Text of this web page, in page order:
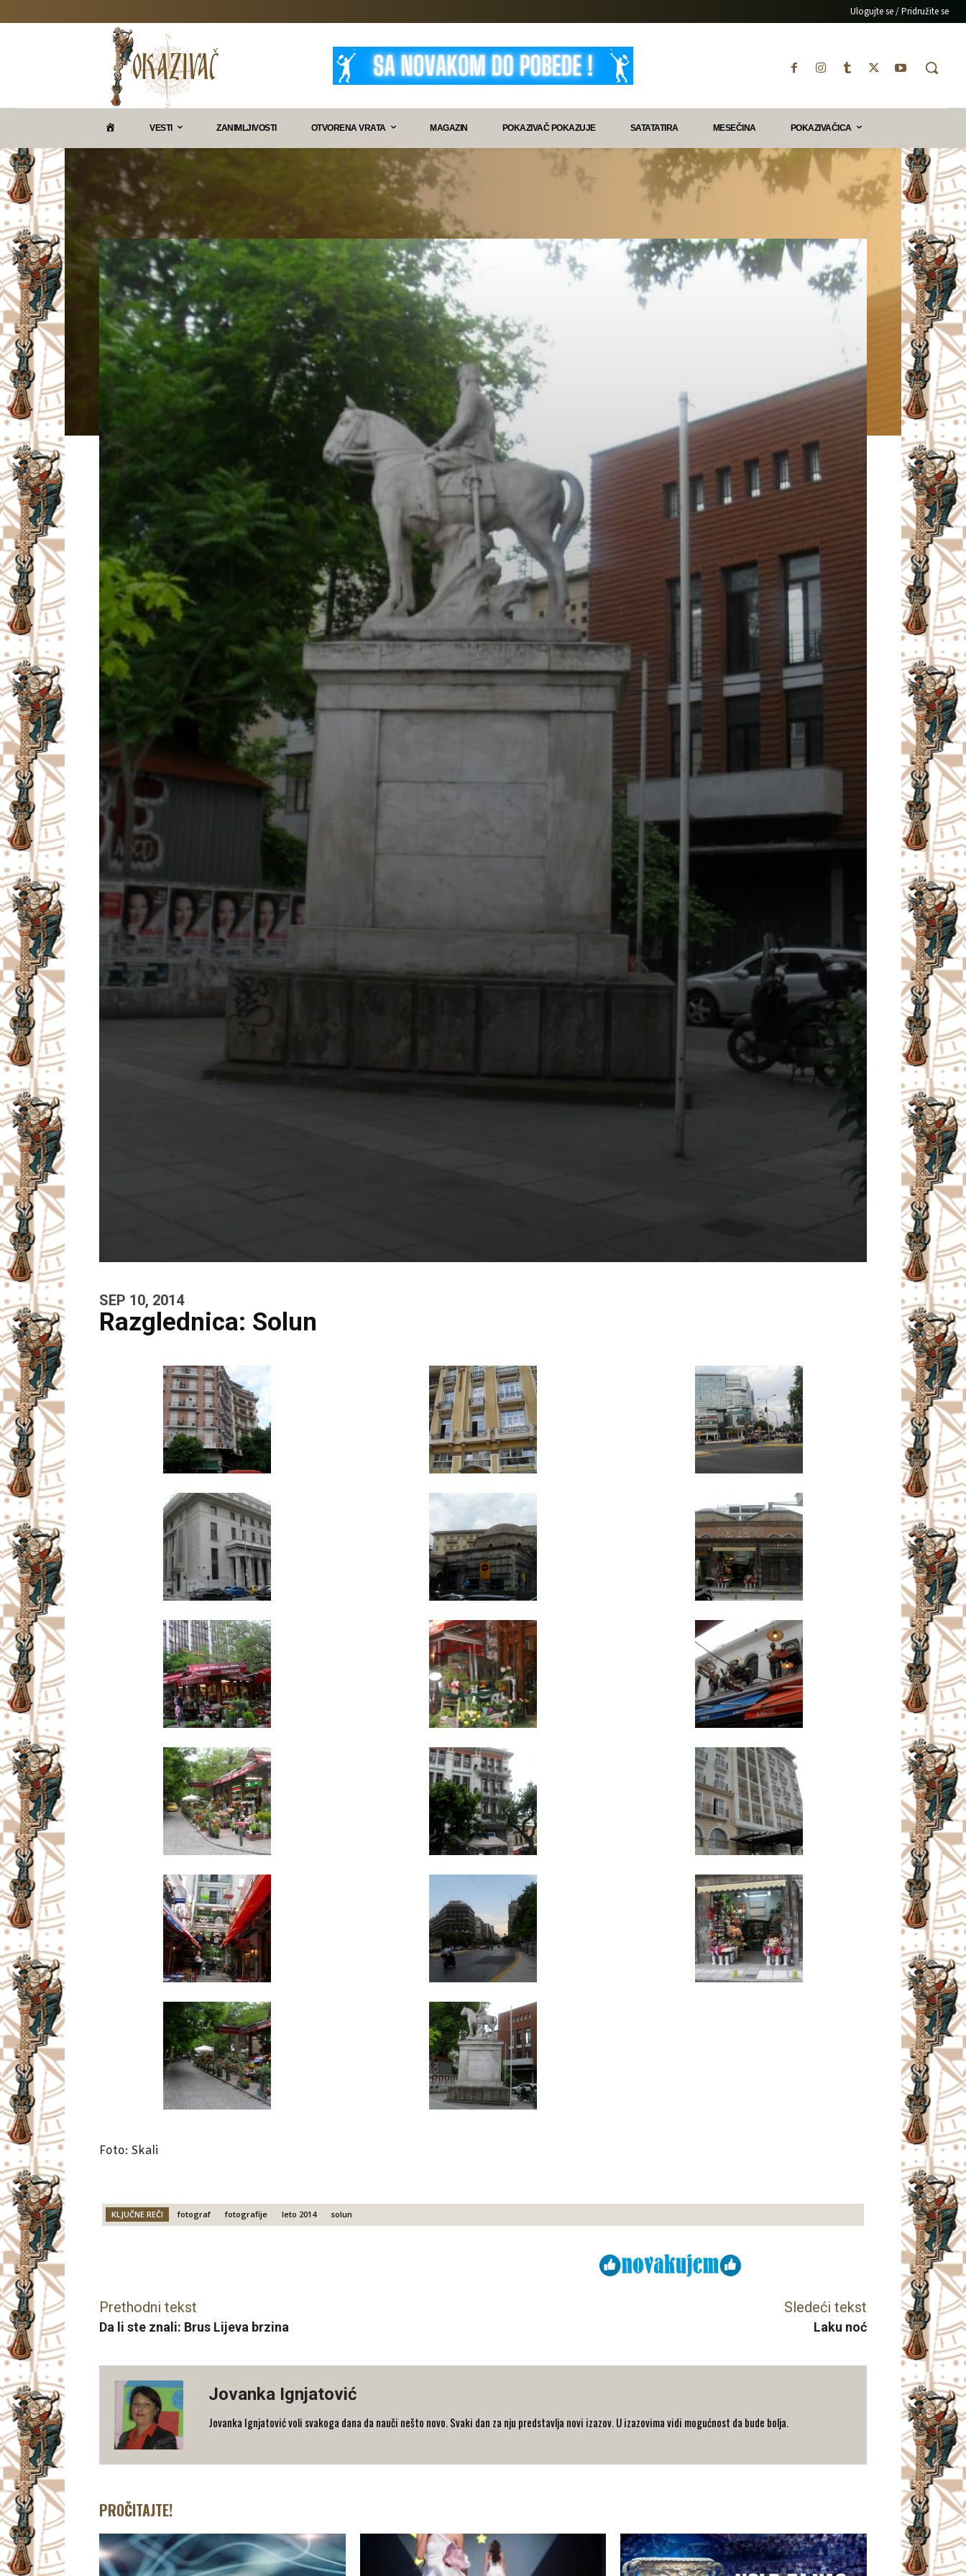
Ulogujte se / Pridružite se
A
Z
I
VESTI ZANIMLJIVOSTI OTVORENA VRATA MAGAZIN POKAZIVAČ POKAZUJE SATATATIRA MESEČINA POKAZIVAČICA
SEP 10, 2014
Razglednica: Solun
Foto: Skali
KLJUČNE REČI fotograf fotografije leto 2014 solun
Prethodni tekst
Da li ste znali: Brus Lijeva brzina
Sledeći tekst
Laku noć
Jovanka Ignjatović
Jovanka Ignjatović voli svakoga dana da nauči nešto novo. Svaki dan za nju predstavlja novi izazov. U izazovima vidi mogućnost da bude bolja.
PROČITAJTE!